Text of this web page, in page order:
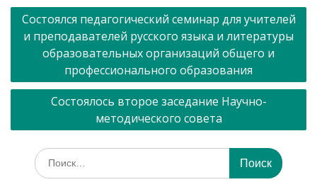
Навигация
по
записям
Состоялся педагогический семинар для учителей
и преподавателей русского языка и литературы
образовательных организаций общего и
профессионального образования
Состоялось второе заседание Научно-
методического совета
Искать: